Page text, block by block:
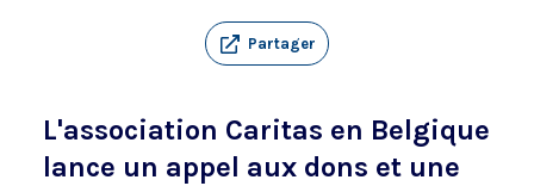
Partager
L'association Caritas en Belgique
lance un appel aux dons et une